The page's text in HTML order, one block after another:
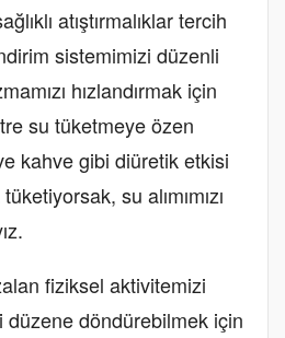
atıştırmalıklar tercih
sistemimizi düzenli
hızlandırmak için
su tüketmeye özen
kahve gibi diüretik etkisi
su alımımızı
fiziksel aktivitemizi
düzene döndürebilmek için